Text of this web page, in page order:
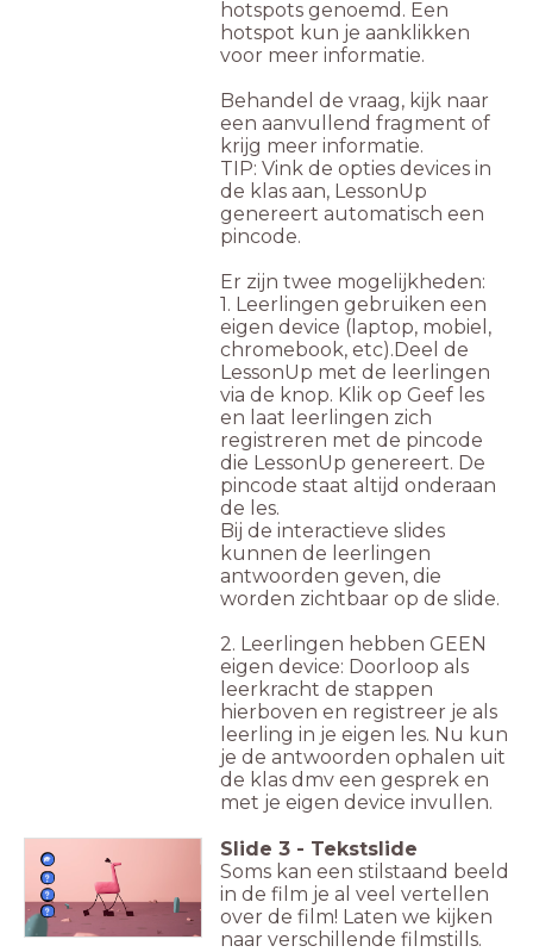
hotspots genoemd. Een
hotspot kun je aanklikken
voor meer informatie.
Behandel de vraag, kijk naar
een aanvullend fragment of
krijg meer informatie.
TIP: Vink de opties devices in
de klas aan, LessonUp
genereert automatisch een
pincode.
Er zijn twee mogelijkheden:
1. Leerlingen gebruiken een
eigen device (laptop, mobiel,
chromebook, etc).Deel de
LessonUp met de leerlingen
via de knop. Klik op Geef les
en laat leerlingen zich
registreren met de pincode
die LessonUp genereert. De
pincode staat altijd onderaan
de les.
Bij de interactieve slides
kunnen de leerlingen
antwoorden geven, die
worden zichtbaar op de slide.
2. Leerlingen hebben GEEN
eigen device: Doorloop als
leerkracht de stappen
hierboven en registreer je als
leerling in je eigen les. Nu kun
je de antwoorden ophalen uit
de klas dmv een gesprek en
met je eigen device invullen.
Slide 3 - Tekstslide
Soms kan een stilstaand beeld
in de film je al veel vertellen
over de film! Laten we kijken
naar verschillende filmstills.